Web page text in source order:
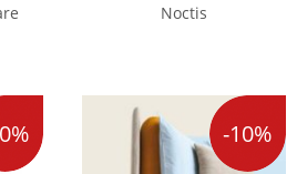
Noctis
-10%